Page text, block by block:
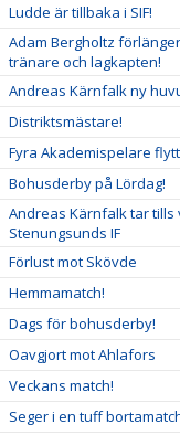
Ludde är tillbaka i SIF!
Adam Bergholtz
tränare och lagkapten!
Andreas Kärnfalk ny
Distriktsmästare!
Fyra Akademispelare
Bohusderby på Lördag!
Andreas Kärnfalk tar
Stenungsunds IF
Förlust mot Skövde
Hemmamatch!
Dags för bohusderby!
Oavgjort mot Ahlafors
Veckans match!
Seger i en tuff